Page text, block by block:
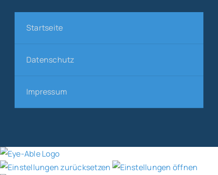
Startseite
Datenschutz
Impressum